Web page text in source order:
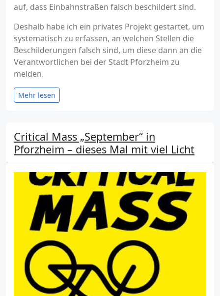
auf, dass Einbahnstraßen falsch beschildert sind.
Deshalb habe ich ein privates Projekt gestartet, um
systematisch zu erfassen, an welchen Stellen die
Beschilderungen falsch sind, um diese dann an die
Verantwortlichen bei der Stadt Pforzheim zu
melden.
Mehr lesen
Critical Mass „September“ in
Pforzheim – dieses Mal mit viel Licht